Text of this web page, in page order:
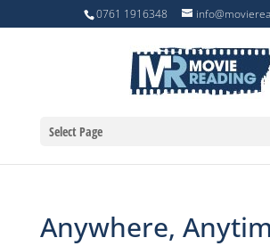
0761 1916348
Select Page
Anywhere,